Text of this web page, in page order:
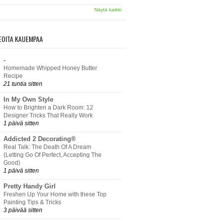
Näytä kaikki
KAUEMPAA
-
Homemade Whipped Honey Butter
Recipe
21 tuntia sitten
In My Own Style
How to Brighten a Dark Room: 12
Designer Tricks That Really Work
1 päivä sitten
Addicted 2 Decorating®
Real Talk: The Death Of A Dream
(Letting Go Of Perfect, Accepting The
Good)
1 päivä sitten
Pretty Handy Girl
Freshen Up Your Home with these Top
Painting Tips & Tricks
3 päivää sitten